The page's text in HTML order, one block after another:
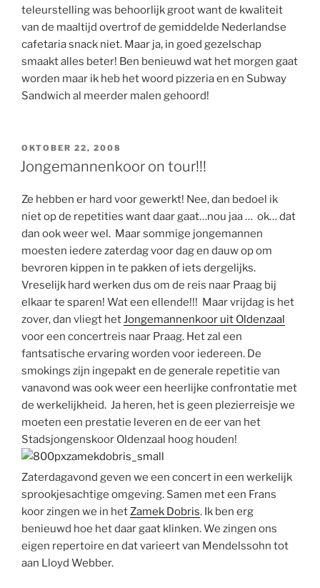
teleurstelling was behoorlijk groot want de kwaliteit
van de maaltijd overtrof de gemiddelde Nederlandse
cafetaria snack niet. Maar ja, in goed gezelschap
smaakt alles beter! Ben benieuwd wat het morgen gaat
worden maar ik heb het woord pizzeria en en Subway
Sandwich al meerder malen gehoord!
GEPLAATST
OP
OKTOBER 22, 2008
Jongemannenkoor on tour!!!
Ze hebben er hard voor gewerkt! Nee, dan bedoel ik
niet op de repetities want daar gaat…nou jaa … ok… dat
dan ook weer wel. Maar sommige jongemannen
moesten iedere zaterdag voor dag en dauw op om
bevroren kippen in te pakken of iets dergelijks.
Vreselijk hard werken dus om de reis naar Praag bij
elkaar te sparen! Wat een ellende!!! Maar vrijdag is het
zover, dan vliegt hetJongemannenkoor uit Oldenzaal
voor een concertreis naar Praag. Het zal een
fantsatische ervaring worden voor iedereen. De
smokings zijn ingepakt en de generale repetitie van
vanavond was ook weer een heerlijke confrontatie met
de werkelijkheid. Ja heren, het is geen plezierreisje we
moeten een prestatie leveren en de eer van het
Stadsjongenskoor Oldenzaal hoog houden!
Zaterdagavond geven we een concert in een werkelijk
sprookjesachtige omgeving. Samen met een Frans
koor zingen we in hetZamek Dobris. Ik ben erg
benieuwd hoe het daar gaat klinken. We zingen ons
eigen repertoire en dat varieert van Mendelssohn tot
aan Lloyd Webber.